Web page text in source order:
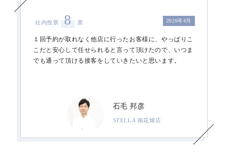
2026年4月
社内投票 8 票
１回予約が取れなく他店に行ったお客様に、やっぱりこ
こだと安心して任せられると言って頂けたので、いつま
でも通って頂ける接客をしていきたいと思います。
石毛 邦彦
STELLA 南花畑店